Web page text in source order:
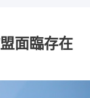
面臨存在